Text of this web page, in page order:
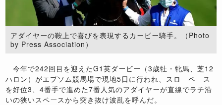
アダイヤーの鞍上で喜びを表現するカービー騎手。（Photo
by Press Association）
今年で242回目を迎えたG1英ダービー（3歳牡・牝馬、芝12
ハロン）がエプソム競馬場で現地5日に行われ、スローペース
を好位3、4番手で進めた7番人気のアダイヤーが直線でラチ沿
いの狭いスペースから突き抜け波乱を呼んだ。